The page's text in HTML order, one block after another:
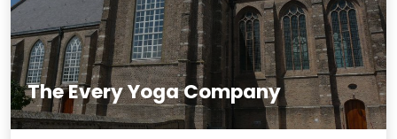
The Every Yoga Company